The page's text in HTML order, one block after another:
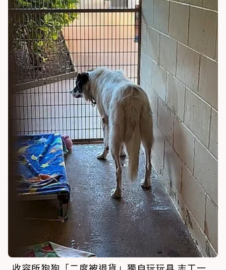
收容所狗狗「二度被退貨」獨自玩玩具 志工一